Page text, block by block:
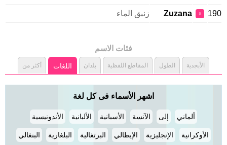
190
♀
Zuzana زنبق الماء
فئات الاسم
الأبجدية الطول المقاطع اللفظية بلدان اللغات أكثر من
اشهر الأسماء فى كل لغة
ألماني إلى الآنسة الأسبانية الألبانية الأندونيسية
الأوكرانية الإنجليزية الإيطالي البرتغالية البلغارية البنغالي